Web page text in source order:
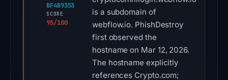
BF4B9353
SCORE
95/100
is a subdomain of
webflow.io. PhishDestroy
first observed the
hostname on Mar 12, 2026.
The hostname explicitly
references Crypto.com;